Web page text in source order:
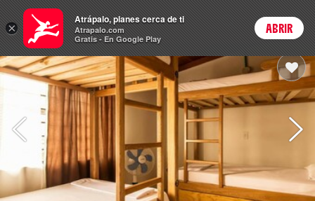
Hoteles Login
×
Atrápalo, planes cerca de ti
Atrapalo.com
Gratis - En Google Play
ABRIR